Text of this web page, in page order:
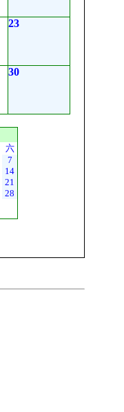
23
30
六
7
14
21
28